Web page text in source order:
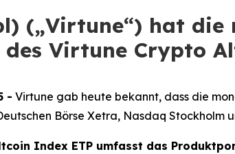
(„Virtune“) hat
des Virtune Crypto
- Virtune gab heute bekannt, dass die
Börse Xetra, Nasdaq Stockholm
Index ETP umfasst das